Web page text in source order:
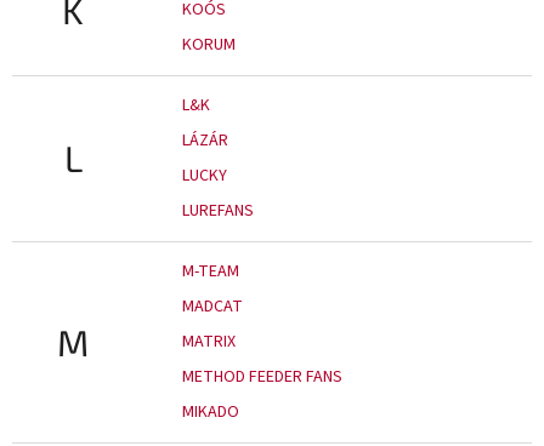
K
KOÓS
KORUM
L
L&K
LÁZÁR
LUCKY
LUREFANS
M
M-TEAM
MADCAT
MATRIX
METHOD FEEDER FANS
MIKADO